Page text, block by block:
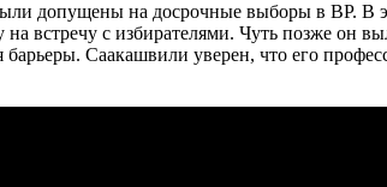
допущены на досрочные выборы в ВР. В
встречу с избирателями. Чуть позже он
Саакашвили уверен, что его